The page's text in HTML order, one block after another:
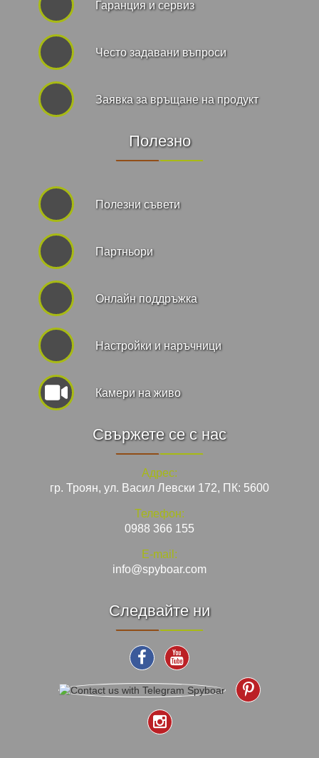
Гаранция и сервиз
Често задавани въпроси
Заявка за връщане на продукт
Полезно
Полезни съвети
Партньори
Онлайн поддръжка
Hастройки и наръчници
Камери на живо
Свържете се с нас
Адрес:
гр. Троян, ул. Васил Левски 172, ПК: 5600
Телефон:
0988 366 155
E-mail:
info@spyboar.com
Следвайте ни